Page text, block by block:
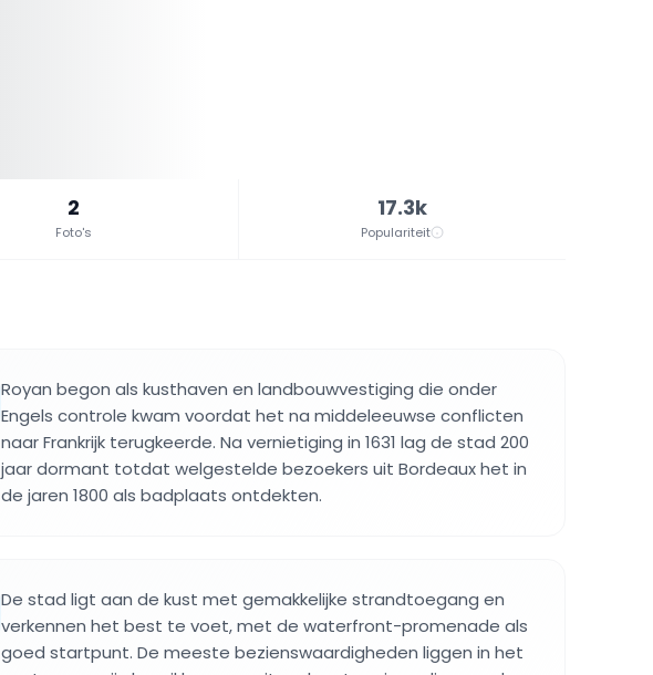
2
Foto's
17.3k
Populariteit
Royan begon als kusthaven en landbouwvestiging die onder
Engels controle kwam voordat het na middeleeuwse conflicten
naar Frankrijk terugkeerde. Na vernietiging in 1631 lag de stad 200
jaar dormant totdat welgestelde bezoekers uit Bordeaux het in
de jaren 1800 als badplaats ontdekten.
De stad ligt aan de kust met gemakkelijke strandtoegang en
verkennen het best te voet, met de waterfront-promenade als
goed startpunt. De meeste bezienswaardigheden liggen in het